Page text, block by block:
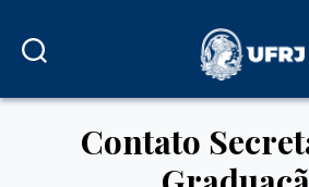
Contato